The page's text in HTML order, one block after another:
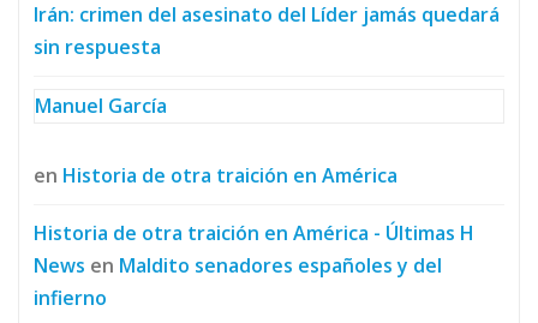
Irán: crimen del asesinato del Líder jamás quedará
sin respuesta
Manuel García
en Historia de otra traición en América
Historia de otra traición en América - Últimas H
News en Maldito senadores españoles y del
infierno